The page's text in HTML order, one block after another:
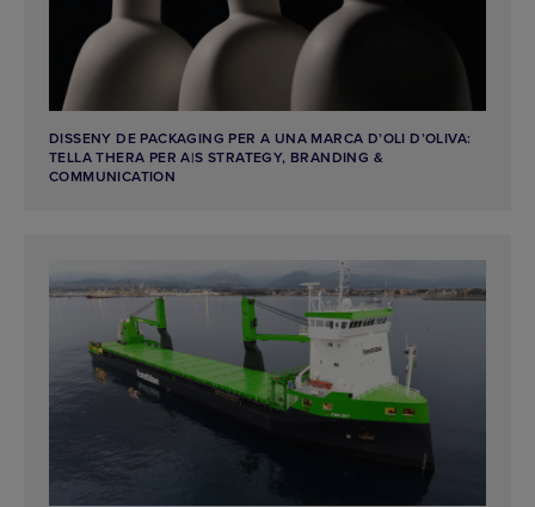
DISSENY DE PACKAGING PER A UNA MARCA D’OLI D’OLIVA:
TELLA THERA PER A|S STRATEGY, BRANDING &
COMMUNICATION